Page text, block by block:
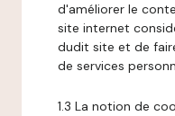
d'améliorer le
site internet
dudit site et de
de services
1.3 La notion de